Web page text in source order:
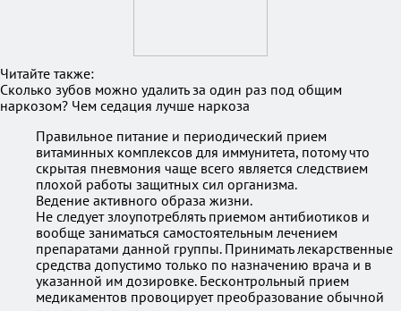
Читайте также:
Сколько зубов можно удалить за один раз под общим
наркозом? Чем седация лучше наркоза
Правильное питание и периодический прием
витаминных комплексов для иммунитета, потому что
скрытая пневмония чаще всего является следствием
плохой работы защитных сил организма.
Ведение активного образа жизни.
Не следует злоупотреблять приемом антибиотиков и
вообще заниматься самостоятельным лечением
препаратами данной группы. Принимать лекарственные
средства допустимо только по назначению врача и в
указанной им дозировке. Бесконтрольный прием
медикаментов провоцирует преобразование обычной